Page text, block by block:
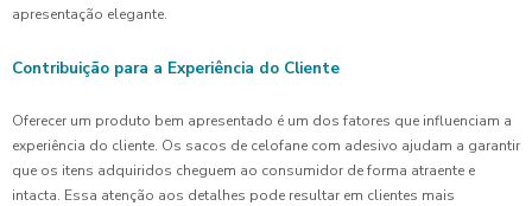
apresentação elegante.
Contribuição para a Experiência do Cliente
Oferecer um produto bem apresentado é um dos fatores que influenciam a
experiência do cliente. Os sacos de celofane com adesivo ajudam a garantir
que os itens adquiridos cheguem ao consumidor de forma atraente e
intacta. Essa atenção aos detalhes pode resultar em clientes mais